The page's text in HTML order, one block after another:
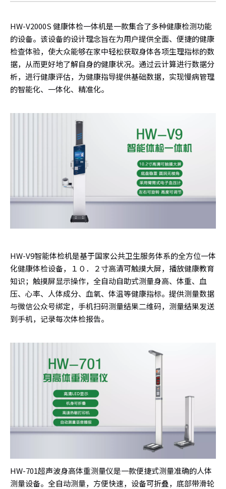
HW-V2000S 健康体检一体机是一款集合了多种健康检测功能
的设备。该设备的设计理念旨在为用户提供全面、便捷的健康
检查体验，使大众能够在家中轻松获取身体各项生理指标的数
据，从而更好地了解自身的健康状况。通过云计算进行数据分
析，进行健康评估，为健康指导提供基础数据，实现慢病管理
的智能化、一体化、精准化。
HW-V9智能体检机是基于国家公共卫生服务体系的全方位一体
化健康体检设备，１０．２寸高清可触摸大屏，播放健康教育
知识；触摸屏显示操作，全自动自助式测量身高、体重、血
压、心率、人体成分、血氧、体温等健康指标。提供测量数据
与微信公众号绑定，手机扫码测量结果二维码，测量结果发送
到手机，记录每次体检报告。
HW-701超声波身高体重测量仪是一款便捷式测量准确的人体
测量设备。全自动测量，方便快速，设备可折叠，底部带滑轮